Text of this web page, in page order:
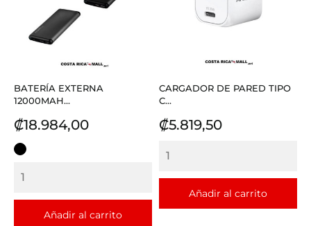
BATERÍA EXTERNA
12000MAH...
Precio
₡18.984,00
NEGRO
Añadir al carrito
CARGADOR DE PARED TIPO
C...
Precio
₡5.819,50
Añadir al carrito